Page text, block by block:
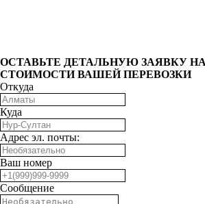
ОCТАВЬТЕ ДЕТАЛЬНУЮ ЗАЯВКУ
СТОИМОСТИ ВАШЕЙ ПЕРЕВОЗКИ
Откуда
Куда
Адрес эл. почты:
Ваш номер
Сообщение